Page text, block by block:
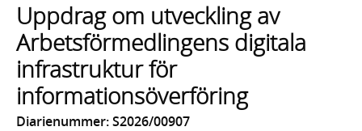
lista
med
sökförslag
Uppdrag om utveckling av
Arbetsförmedlingens digitala
infrastruktur för
informationsöverföring
Diarienummer: S2026/00907